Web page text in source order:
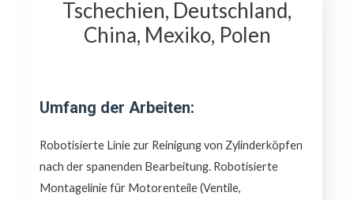
Tschechien, Deutschland,
China, Mexiko, Polen
Umfang der Arbeiten:
Robotisierte Linie zur Reinigung von Zylinderköpfen
nach der spanenden Bearbeitung. Robotisierte
Montagelinie für Motorenteile (Ventile,